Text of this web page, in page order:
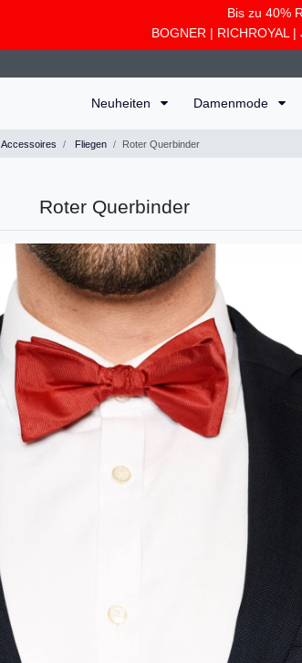
Bis zu 40%
BOGNER | RICHROYAL |
Neuheiten Damenmode
Accessoires Fliegen Roter Querbinder
Roter Querbinder